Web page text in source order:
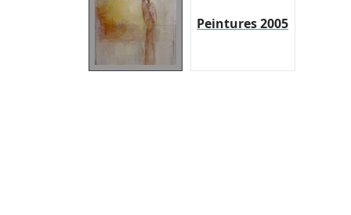
Peintures 2005